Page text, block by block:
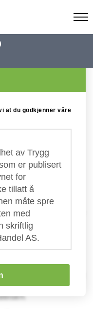
&
0001 2990 7937
& Patent
for tiden ut
til norske
med rubrikken
skapes inntrykk av
registrering av
på
lik linje med så
har advart mot
eller noen
og
at du godkjenner våre
av Trygg
er publisert
for
tillatt å
måte spre
med
skriftlig
AS.